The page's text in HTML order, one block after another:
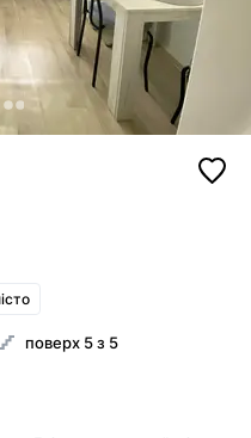
поверх 5 з 5